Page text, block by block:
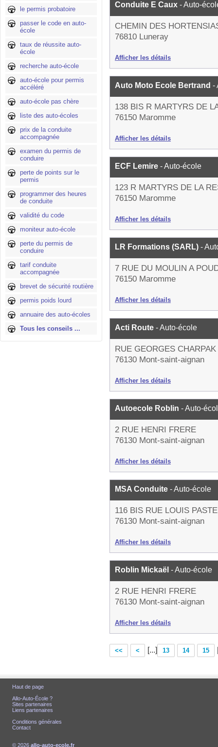
le permis probatoire
passer le code en auto-
école
taux de réussite auto-
école
recherche auto-école
auto-école pour permis
accéléré
auto-école pas chère
liste des auto-écoles
prix de la conduite
accompagnée
examen du permis de
conduire
perte de points sur le
permis
programmer des heures
de conduite
validité du code
moniteur auto-école
perte du permis de
conduire
tarif conduite
accompagnée
brevet de sécurité routière
permis poids lourd
annuaire des auto-écoles
Tous les conseils ...
Conduite E Caux - Auto-
CHEMIN DES
76810 Luneray
Afficher les détails
Auto Moto Ecole Bertrand -
138 BIS R MARTYRS DE
76150 Maromme
Afficher les détails
ECF Lemire - Auto-école
123 R MARTYRS DE LA
76150 Maromme
Afficher les détails
LR Formations (SARL) -
7 RUE DU MOULIN A
76150 Maromme
Afficher les détails
Acti Route - Auto-école
RUE GEORGES CHARPAK
76130 Mont-saint-aignan
Afficher les détails
Autoecole Roblin - Auto-
2 RUE HENRI FRERE
76130 Mont-saint-aignan
Afficher les détails
MSA Conduite - Auto-école
116 BIS RUE LOUIS
76130 Mont-saint-aignan
Afficher les détails
Roblin Mickaël - Auto-école
2 RUE HENRI FRERE
76130 Mont-saint-aignan
Afficher les détails
<< < [...] 13 14 15
Haut de page
Allo-Auto-École ?
Sites partenaires
Liens partenaires
Conditions générales
Contact
© 2026 allo-auto-ecole.fr